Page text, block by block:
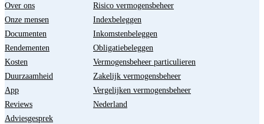
Over ons
Onze mensen
Documenten
Rendementen
Kosten
Duurzaamheid
App
Reviews
Adviesgesprek
Risico vermogensbeheer
Indexbeleggen
Inkomstenbeleggen
Obligatiebeleggen
Vermogensbeheer particulieren
Zakelijk vermogensbeheer
Vergelijken vermogensbeheer
Nederland